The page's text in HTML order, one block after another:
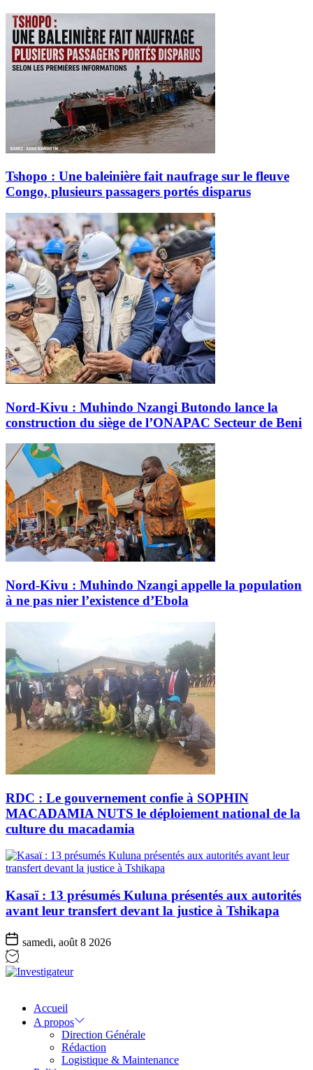
Tshopo : Une baleinière fait naufrage sur le fleuve
Congo, plusieurs passagers portés disparus
Nord-Kivu : Muhindo Nzangi Butondo lance la
construction du siège de l’ONAPAC Secteur de Beni
Nord-Kivu : Muhindo Nzangi appelle la population
à ne pas nier l’existence d’Ebola
RDC : Le gouvernement confie à SOPHIN
MACADAMIA NUTS le déploiement national de la
culture du macadamia
Kasaï : 13 présumés Kuluna présentés aux autorités
avant leur transfert devant la justice à Tshikapa
samedi, août 8 2026
Accueil
A propos
Direction Générale
Rédaction
Logistique & Maintenance